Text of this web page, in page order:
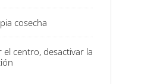
cosecha
el centro, desactivar la